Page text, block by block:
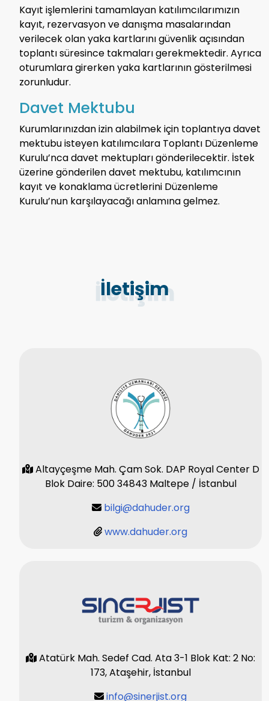
Kayıt işlemlerini tamamlayan katılımcılarımızın
kayıt, rezervasyon ve danışma masalarından
verilecek olan yaka kartlarını güvenlik açısından
toplantı süresince takmaları gerekmektedir. Ayrıca
oturumlara girerken yaka kartlarının gösterilmesi
zorunludur.
Davet Mektubu
Kurumlarınızdan izin alabilmek için toplantıya davet
mektubu isteyen katılımcılara Toplantı Düzenleme
Kurulu’nca davet mektupları gönderilecektir. İstek
üzerine gönderilen davet mektubu, katılımcının
kayıt ve konaklama ücretlerini Düzenleme
Kurulu’nun karşılayacağı anlamına gelmez.
İletişim
Altayçeşme Mah. Çam Sok. DAP Royal Center D
Blok Daire: 500 34843 Maltepe / İstanbul
bilgi@dahuder.org
www.dahuder.org
Atatürk Mah. Sedef Cad. Ata 3-1 Blok Kat: 2 No:
173, Ataşehir, İstanbul
info@sinerjist.org